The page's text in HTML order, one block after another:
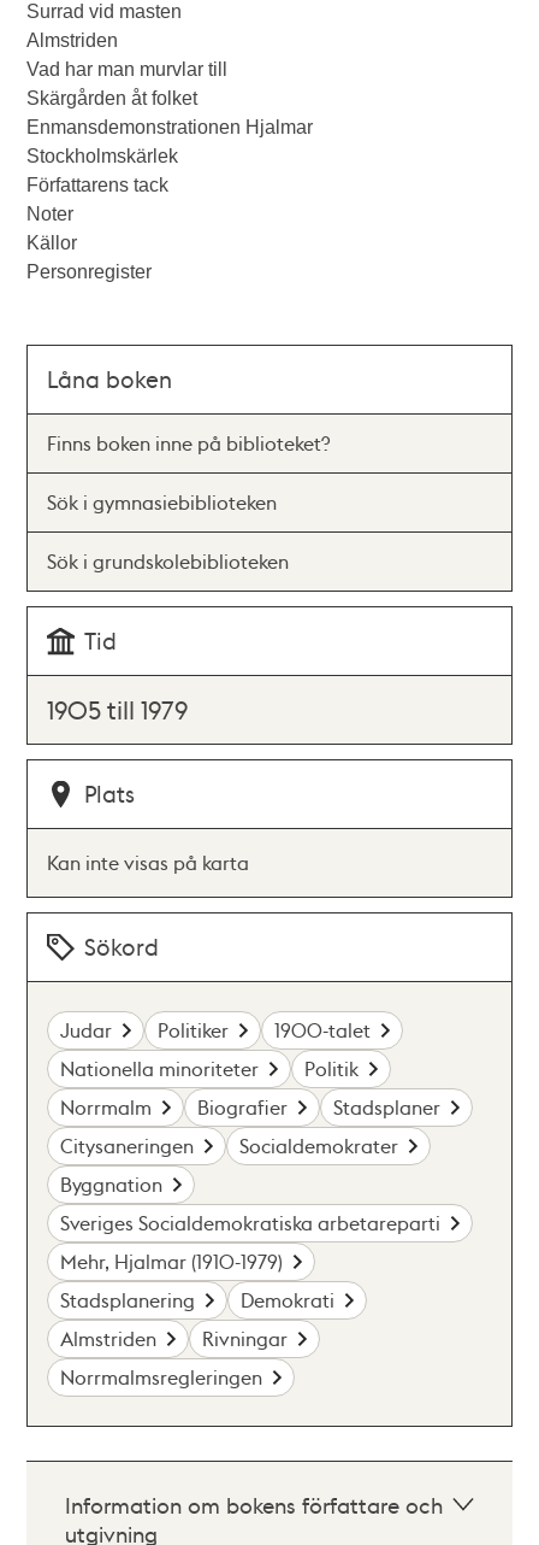
Surrad vid masten
Almstriden
Vad har man murvlar till
Skärgården åt folket
Enmansdemonstrationen Hjalmar
Stockholmskärlek
Författarens tack
Noter
Källor
Personregister
Låna boken
Finns boken inne på biblioteket?
Sök i gymnasiebiblioteken
Sök i grundskolebiblioteken
Tid
1905 till 1979
Plats
Kan inte visas på karta
Sökord
Judar Politiker
1900-talet
Nationella minoriteter
Politik
Norrmalm
Biografier
Stadsplaner
Citysaneringen
Socialdemokrater
Byggnation
Sveriges Socialdemokratiska arbetareparti
Mehr, Hjalmar (1910-1979)
Stadsplanering
Demokrati
Almstriden
Rivningar
Norrmalmsregleringen
Information om bokens författare och
utgivning